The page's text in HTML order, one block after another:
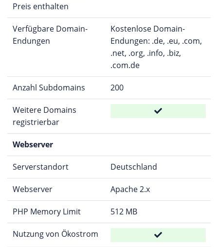
Preis enthalten
Verfügbare Domain-
Endungen
Kostenlose Domain-
Endungen: .de, .eu, .com,
.net, .org, .info, .biz,
.com.de
Anzahl Subdomains 200
Weitere Domains
registrierbar
Webserver
Serverstandort Deutschland
Webserver Apache 2.x
PHP Memory Limit 512 MB
Nutzung von Ökostrom